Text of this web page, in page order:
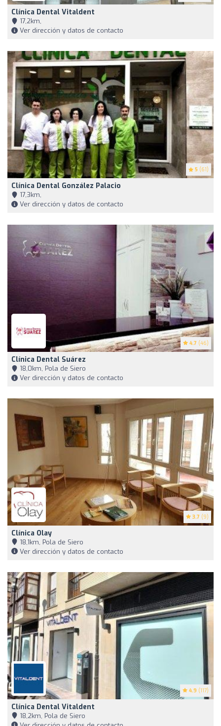
Clínica Dental Vitaldent
17,2km,
Ver dirección y datos de contacto
5 (61)
Clínica Dental González Palacio
17,3km,
Ver dirección y datos de contacto
4.7 (46)
Clínica Dental Suárez
18,0km, Pola de Siero
Ver dirección y datos de contacto
3.7 (9)
Clínica Olay
18,1km, Pola de Siero
Ver dirección y datos de contacto
4.9 (117)
Clínica Dental Vitaldent
18,2km, Pola de Siero